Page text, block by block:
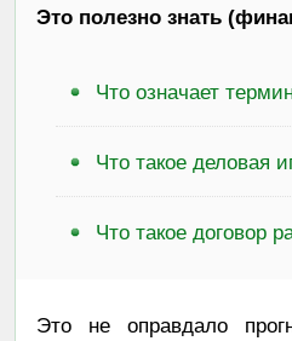
Это полезно знать
Что означает
Что такое деловая
Что такое договор
Это не оправдало